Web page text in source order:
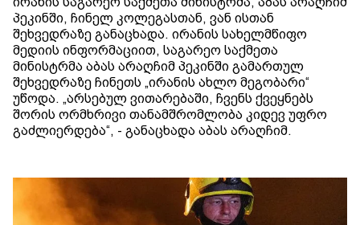
პეკინში, ჩინელ კოლეგასთან, ვან ისთან
შეხვედრაზე განაცხადა. ირანის სახელმწიფო
მედიის ინფორმაციით, საგარეო საქმეთა
მინისტრმა აბას არაღჩიმ პეკინში გამართულ
შეხვედრაზე ჩინეთს „ირანის ახლო მეგობარი“
უწოდა. „არსებულ ვითარებაში, ჩვენს ქვეყნებს
შორის ორმხრივი თანამშრომლობა კიდევ უფრო
გაძლიერდება“, - განაცხადა აბას არაღჩიმ.